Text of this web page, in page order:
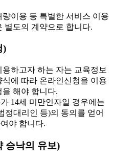
이용 등 특별한 서비스 이용
별도의 계약으로 합니다.
)
하고자 하는 자는 교육정보
식에 따라 온라인신청을 이용
해야 합니다.
14세 미만인자일 경우에는
정대리인 등)의 동의를 얻어
야 합니다.
승낙의 유보)